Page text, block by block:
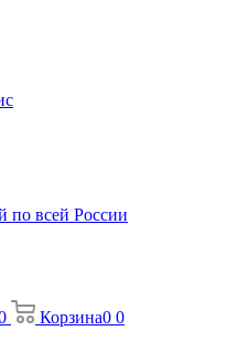
по всей России
Корзина0 0